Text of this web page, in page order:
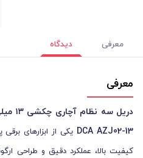
معرفی دیدگاه
معرفی
DCA AZJ02-13 یکی از ابزارهای
کیفیت بالا، عملکرد دقیق و طراحی